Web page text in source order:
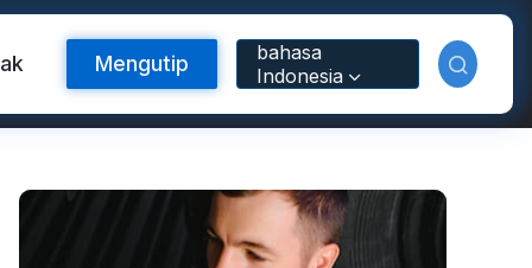
Mengutip
bahasa
Indonesia